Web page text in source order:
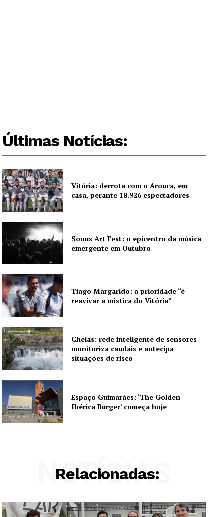
Últimas Notícias:
Vitória: derrota com o Arouca, em
casa, perante 18.926 espectadores
Sonus Art Fest: o epicentro da música
emergente em Outubro
Tiago Margarido: a prioridade “é
reavivar a mística do Vitória”
Cheias: rede inteligente de sensores
monitoriza caudais e antecipa
situações de risco
Espaço Guimarães: ‘The Golden
Ibérica Burger’ começa hoje
Relacionadas:
NOTÍCIAS